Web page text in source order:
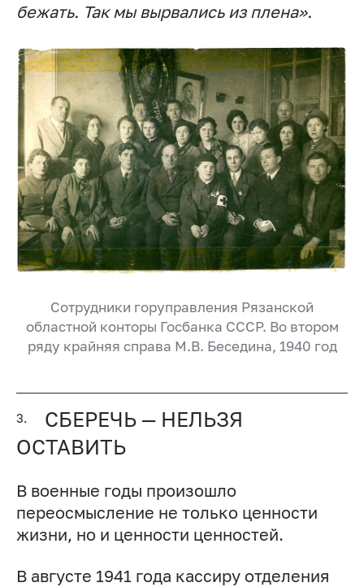
бежать. Так мы вырвались из плена».
Сотрудники горуправления Рязанской
областной конторы Госбанка СССР. Во втором
ряду крайняя справа М.В. Беседина, 1940 год
3.
СБЕРЕЧЬ — НЕЛЬЗЯ
ОСТАВИТЬ
В военные годы произошло
переосмысление не только ценности
жизни, но и ценности ценностей.
В августе 1941 года кассиру отделения